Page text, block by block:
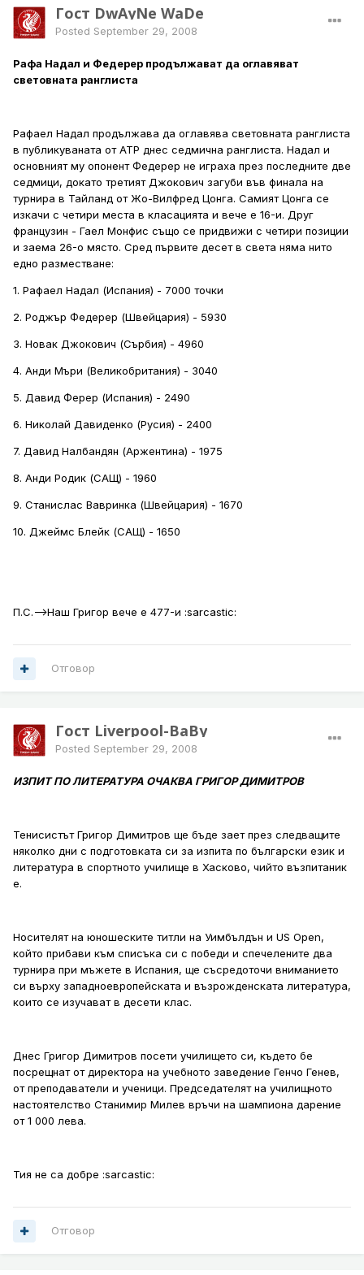
Гост DwAyNe WaDe
Posted September 29, 2008
Рафа Надал и Федерер продължават да оглавяват
световната ранглиста
Рафаел Надал продължава да оглавява световната ранглиста
в публикуваната от АТР днес седмична ранглиста. Надал и
основният му опонент Федерер не играха през последните две
седмици, докато третият Джокович загуби във финала на
турнира в Тайланд от Жо-Вилфред Цонга. Самият Цонга се
изкачи с четири места в класацията и вече е 16-и. Друг
французин - Гаел Монфис също се придвижи с четири позиции
и заема 26-о място. Сред първите десет в света няма нито
едно разместване:
1. Рафаeл Надал (Испания) - 7000 точки
2. Роджър Федерер (Швейцария) - 5930
3. Новак Джокович (Сърбия) - 4960
4. Анди Мъри (Великобритания) - 3040
5. Давид Ферер (Испания) - 2490
6. Николай Давиденко (Русия) - 2400
7. Давид Налбандян (Аржентина) - 1975
8. Анди Родик (САЩ) - 1960
9. Станислас Вавринка (Швейцария) - 1670
10. Джеймс Блейк (САЩ) - 1650
П.С.-->Наш Григор вече е 477-и :sarcastic:
Отговор
Гост Liverpool-BaBy
Posted September 29, 2008
ИЗПИТ ПО ЛИТЕРАТУРА ОЧАКВА ГРИГОР ДИМИТРОВ
Тенисистът Григор Димитров ще бъде зает през следващите
няколко дни с подготовката си за изпита по български език и
литература в спортното училище в Хасково, чийто възпитаник
е.
Носителят на юношеските титли на Уимбълдън и US Open,
който прибави към списъка си с победи и спечелените два
турнира при мъжете в Испания, ще съсредоточи вниманието
си върху западноевропейската и възрожденската литература,
които се изучават в десети клас.
Днес Григор Димитров посети училището си, където бе
посрещнат от директора на учебното заведение Генчо Генев,
от преподаватели и ученици. Председателят на училищното
настоятелство Станимир Милев връчи на шампиона дарение
от 1 000 лева.
Тия не са добре :sarcastic:
Отговор